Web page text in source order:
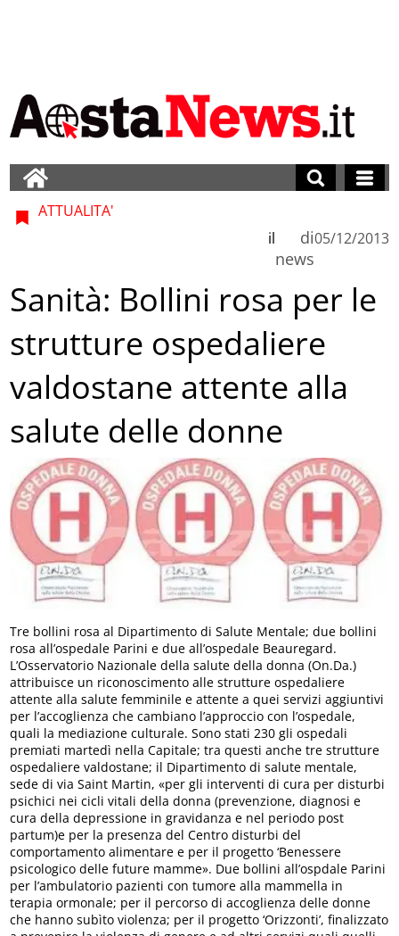
ATTUALITA'
di
news
il 05/12/2013
Sanità: Bollini rosa per le
strutture ospedaliere
valdostane attente alla
salute delle donne
Tre bollini rosa al Dipartimento di Salute Mentale; due bollini
rosa all’ospedale Parini e due all’ospedale Beauregard.
L’Osservatorio Nazionale della salute della donna (On.Da.)
attribuisce un riconoscimento alle strutture ospedaliere
attente alla salute femminile e attente a quei servizi aggiuntivi
per l’accoglienza che cambiano l’approccio con l’ospedale,
quali la mediazione culturale. Sono stati 230 gli ospedali
premiati martedì nella Capitale; tra questi anche tre strutture
ospedaliere valdostane; il Dipartimento di salute mentale,
sede di via Saint Martin, «per gli interventi di cura per disturbi
psichici nei cicli vitali della donna (prevenzione, diagnosi e
cura della depressione in gravidanza e nel periodo post
partum)e per la presenza del Centro disturbi del
comportamento alimentare e per il progetto ‘Benessere
psicologico delle future mamme». Due bollini all’ospdale Parini
per l’ambulatorio pazienti con tumore alla mammella in
terapia ormonale; per il percorso di accoglienza delle donne
che hanno subìto violenza; per il progetto ‘Orizzonti’, finalizzato